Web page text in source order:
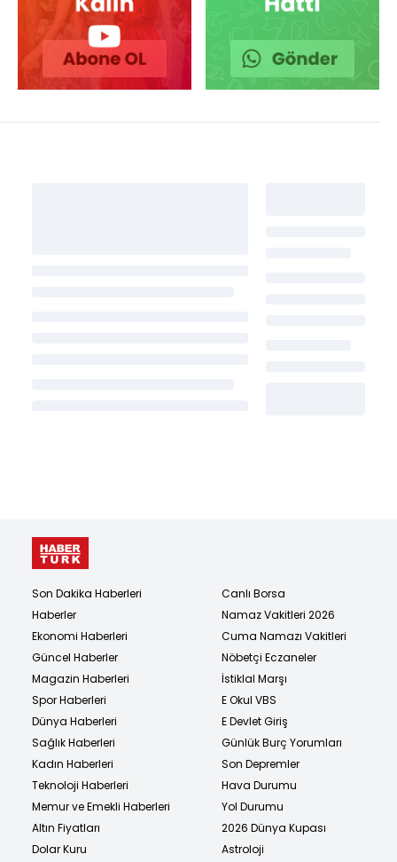
Son Dakika Haberleri
Haberler
Ekonomi Haberleri
Güncel Haberler
Magazin Haberleri
Spor Haberleri
Dünya Haberleri
Sağlık Haberleri
Kadın Haberleri
Teknoloji Haberleri
Memur ve Emekli Haberleri
Altın Fiyatları
Dolar Kuru
Canlı Borsa
Namaz Vakitleri 2026
Cuma Namazı Vakitleri
Nöbetçi Eczaneler
İstiklal Marşı
E Okul VBS
E Devlet Giriş
Günlük Burç Yorumları
Son Depremler
Hava Durumu
Yol Durumu
2026 Dünya Kupası
Astroloji